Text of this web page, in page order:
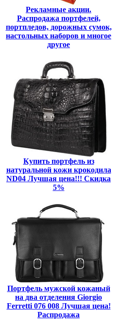
Рекламные акции.
Распродажа портфелей,
портпледов, дорожных сумок,
настольных наборов и многое
другое
Купить портфель из
натуральной кожи крокодила
ND04 Лучшая цена!!! Скидка
5%
Портфель мужской кожаный
на два отделения Giorgio
Ferretti 076 008 Лучшая цена!
Распродажа